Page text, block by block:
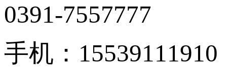
0391-7557777
手机：15539111910